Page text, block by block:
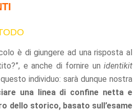
è di giungere ad una risposta al
e anche di fornire un identikit
individuo: sarà dunque nostra
una linea di confine netta e
dello storico, basato sull’esame